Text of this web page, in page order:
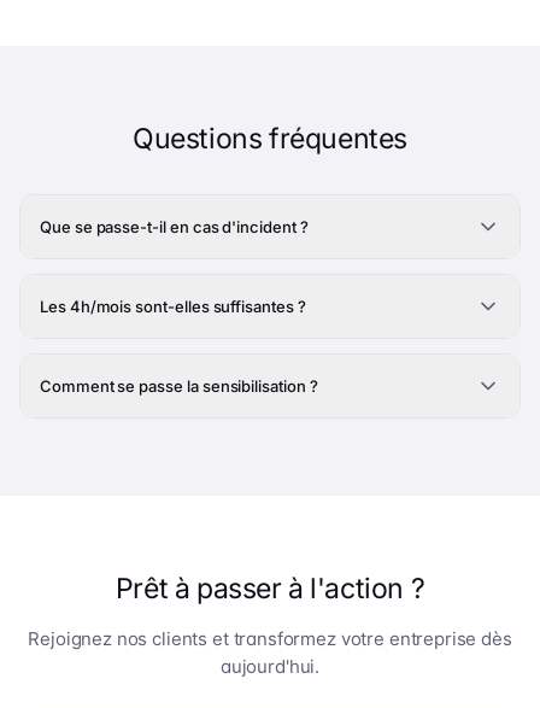
Questions fréquentes
Que se passe-t-il en cas d'incident ?
Les 4h/mois sont-elles suffisantes ?
Comment se passe la sensibilisation ?
Prêt à passer à l'action ?
Rejoignez nos clients et transformez votre entreprise dès
aujourd'hui.